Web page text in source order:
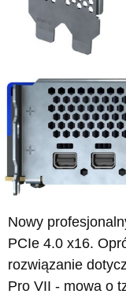
Nowy
PCIe 4.0 x16.
rozwiązanie
Pro VII - mowa o